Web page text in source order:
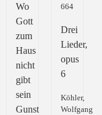
Wo
Gott
zum
Haus
nicht
gibt
sein
Gunst
664
Drei
Lieder,
opus
6
Köhler,
Wolfgang